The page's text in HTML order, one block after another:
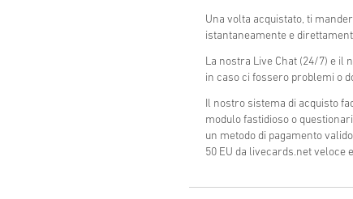
Una volta acquistato, ti
istantaneamente e
La nostra Live Chat (24/7) e il
in caso ci fossero problemi o
Il nostro sistema di acquisto
modulo fastidioso o
un metodo di pagamento
50 EU da livecards.net veloce